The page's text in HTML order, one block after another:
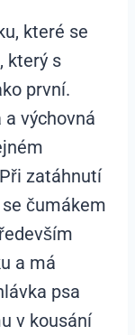
které se
který s
první.
výchovná
zatáhnutí
čumákem
a má
psa
v kousání